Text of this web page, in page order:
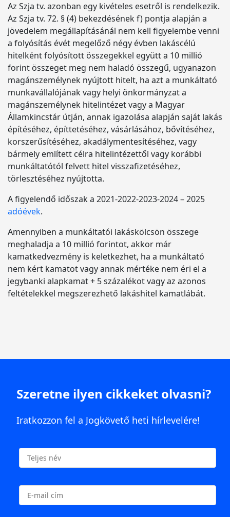
Az Szja tv. azonban egy kivételes esetről is rendelkezik.
Az Szja tv. 72. § (4) bekezdésének f) pontja alapján a
jövedelem megállapításánál nem kell figyelembe venni
a folyósítás évét megelőző négy évben lakáscélú
hitelként folyósított összegekkel együtt a 10 millió
forint összeget meg nem haladó összegű, ugyanazon
magánszemélynek nyújtott hitelt, ha azt a munkáltató
munkavállalójának vagy helyi önkormányzat a
magánszemélynek hitelintézet vagy a Magyar
Államkincstár útján, annak igazolása alapján saját lakás
építéséhez, építtetéséhez, vásárlásához, bővítéséhez,
korszerűsítéséhez, akadálymentesítéséhez, vagy
bármely említett célra hitelintézettől vagy korábbi
munkáltatótól felvett hitel visszafizetéséhez,
törlesztéséhez nyújtotta.
A figyelendő időszak a 2021-2022-2023-2024 – 2025
adóévek.
Amennyiben a munkáltatói lakáskölcsön összege
meghaladja a 10 millió forintot, akkor már
kamatkedvezmény is keletkezhet, ha a munkáltató
nem kért kamatot vagy annak mértéke nem éri el a
jegybanki alapkamat + 5 százalékot vagy az azonos
feltételekkel megszerezhető lakáshitel kamatlábát.
Szeretne ilyen cikkeket olvasni?
Iratkozzon fel a Jogkövető heti hírlevelére!